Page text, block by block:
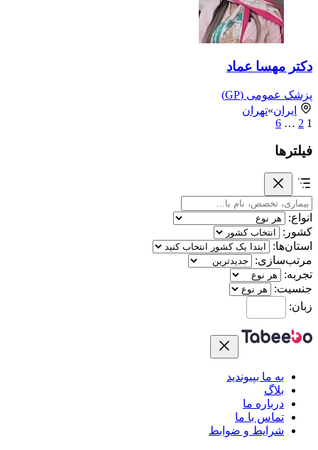
دکتر مهسا عماد
پزشک عمومی (GP)
ایران»تهران
1
2
…
6
فیلترها
انواع:
کشور:
استان‌ها:
مرتب‌سازی:
تجربه:
جنسیت:
زبان:
به ما بپیوندید
بلاگ
درباره ما
تماس با ما
شرایط و ضوابط